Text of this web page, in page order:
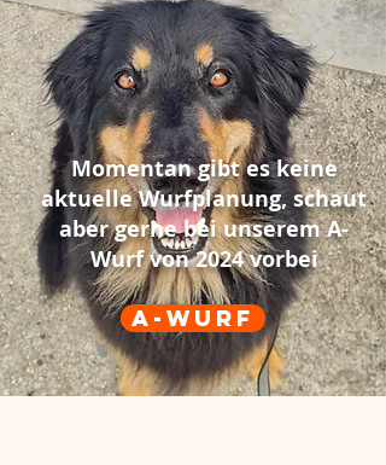
Momentan gibt es keine
aktuelle Wurfplanung, schaut
aber gerne bei unserem A-
Wurf von 2024 vorbei
A-Wurf